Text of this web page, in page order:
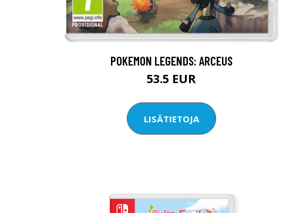
POKEMON LEGENDS: ARCEUS
53.5 EUR
LISÄTIETOJA